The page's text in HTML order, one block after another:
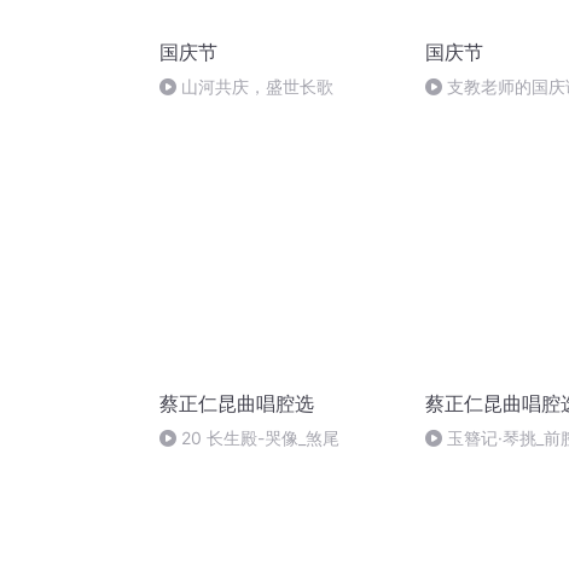
国庆节
山河共庆，盛世长歌
国庆节
支教老师的国庆
蔡正仁昆曲唱腔选
20 长生殿-哭像_煞尾
蔡正仁昆曲唱腔
玉簪记·琴挑_前